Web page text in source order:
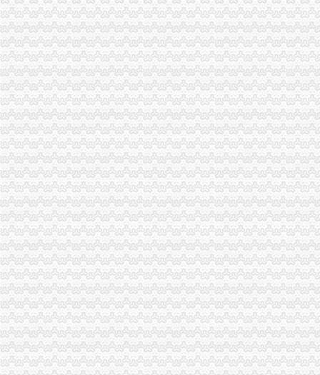
求办理自营进出口权。-会计实务-中国会计社区
企业自营进出口权代理审批—东城—东四—快点8分类信息网
重庆代办执照
【重庆公司注册,免费！加急代办工商注册公司代办执照】-重庆易登网
透露：重庆两江新区代办营业执照多少钱？只需要“0”元！！！-中国
重庆代办公司
重庆代理记账报税公司,重庆工商注册代办营业执照,重庆财务顾问
【重庆代办营业执照验资_代办营业执照税务登记_代办个体营业执照】
重庆进出口许可证
重庆二手机械|模具进口报关流程-厂家|供应商-采购进出口代理价格-全
【2017年重庆欧仕琦进出口贸易有限公司新招聘信息_电话_地址】-
进出口
国家石油和化工网数据频道国内进出口分析
进出口|进出口贸易信息
重庆注销税务
【重庆高级税务经理招聘信息_求职_找工作】-智联招聘
重庆市地方税务局关于转发《国家税务总局关于城镇集体企业单位清产
重庆公司注销
福建三元达通讯股份有限公司关于重庆分公司完成注销的公告|议案|董
重庆市品批发企业注销《品经营许可证》公告
营业执照注销
【北京_代理公司注销营业执照申请】-中科商务网
【北京_信息公司注销营业执照的程序】-中科商务网
重庆分公司注销
【工商注册、代理记账、整理旧账、公司注销以及转让】-重庆易登网